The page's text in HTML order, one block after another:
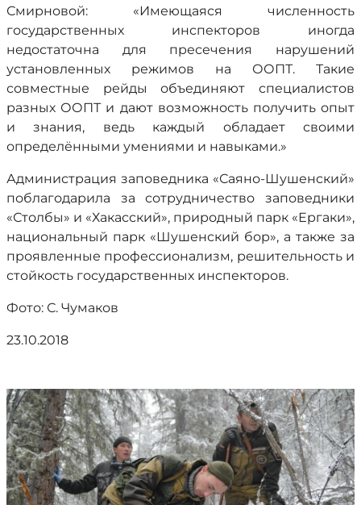
Смирновой: «Имеющаяся численность
государственных инспекторов иногда
недостаточна для пресечения нарушений
установленных режимов на ООПТ. Такие
совместные рейды объединяют специалистов
разных ООПТ и дают возможность получить опыт
и знания, ведь каждый обладает своими
определёнными умениями и навыками.»
Администрация заповедника «Саяно-Шушенский»
поблагодарила за сотрудничество заповедники
«Столбы» и «Хакасский», природный парк «Ергаки»,
национальный парк «Шушенский бор», а также за
проявленные профессионализм, решительность и
стойкость государственных инспекторов.
Фото: С. Чумаков
23.10.2018